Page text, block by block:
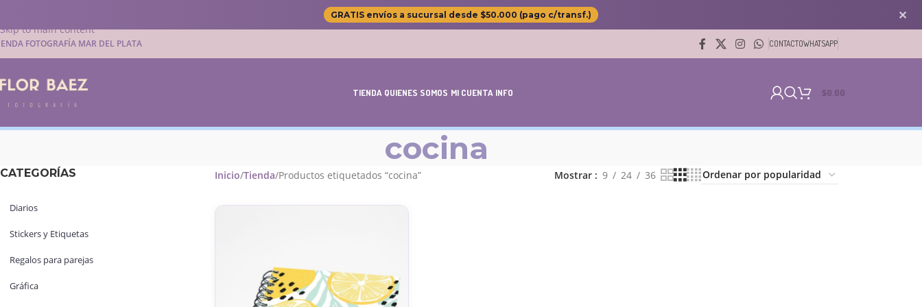
Skip to main content
GRATIS envíos a sucursal desde $50.000 (pago c/transf.) ✕
FOTOGRAFÍA MAR DEL PLATA CONTACTOWHATSAPP
TIENDA QUIENES SOMOS MI CUENTA INFO $0.00
cocina
CATEGORÍAS
Diarios
Stickers y Etiquetas
Regalos para parejas
Gráfica
Inicio Tienda Productos etiquetados “cocina” Mostrar 9 24 36